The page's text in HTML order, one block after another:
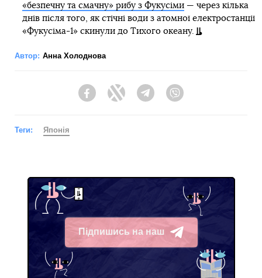
«безпечну та смачну» рибу з Фукусіми— через кілька
днів після того, як стічні води з атомної електростанції
«Фукусіма-1» скинули до Тихого океану.
Автор: Анна Холоднова
FacebookTwitter Telegram
Теги: Японія
Підпишись на наш
Telegram